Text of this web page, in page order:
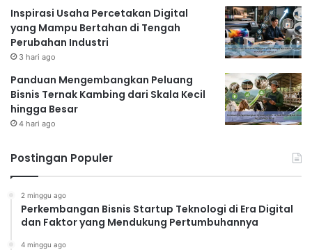
Inspirasi Usaha Percetakan Digital
yang Mampu Bertahan di Tengah
Perubahan Industri
3 hari ago
Panduan Mengembangkan Peluang
Bisnis Ternak Kambing dari Skala Kecil
hingga Besar
4 hari ago
Postingan Populer
2 minggu ago
Perkembangan Bisnis Startup Teknologi di Era Digital
dan Faktor yang Mendukung Pertumbuhannya
4 minggu ago